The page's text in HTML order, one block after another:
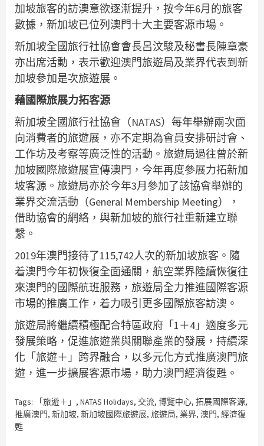
加坡旅客的訪澳意欲逐漸提升，按今年6月的旅客
數據，新加坡已位列澳門十大主要客源市場。
新加坡全國旅行社協會會長呂汶駿及秘書長陳章豪
亦出席活動，表示歡迎澳門旅遊局及業界代表到新
加坡參加是次旅遊展。
藉國際旅展力拓客源
新加坡全國旅行社協會（NATAS）每年舉辦兩次面
向消費者的旅遊展，亦不定期為會員安排研討會、
工作坊及考察等廣泛性的活動。旅遊局過往曾於新
加坡國際旅遊展宣傳澳門，今年再度參展力拓新加
坡客源。旅遊局亦於今年3月參加了該協會舉辦的
業界交流活動（General Membership Meeting），
借助協會的網絡，與新加坡的旅行社重新建立聯
繫。
2019年澳門接待了115,742人次的新加坡旅客。隨
着澳門今年初恢復全面通關，航空業界陸續恢復往
來澳門的國際航班服務，旅遊局全力推進國際客源
市場的推廣工作，着力吸引更多國際旅客訪澳。
旅遊局將繼續積極配合特區政府「1＋4」適度多元
發展策略，促進旅遊業與關聯產業的發展，持續深
化「旅遊＋」跨界融合，以多元化方式推廣澳門旅
遊，進一步擴展客源市場，助力澳門經濟復甦。
Tags: 「旅遊＋」 , NATAS Holidays, 交流, 博覽中心, 拓展國際客源,
推廣澳門, 新加坡, 新加坡國際旅遊展, 旅遊局, 業界, 澳門, 經濟復
甦